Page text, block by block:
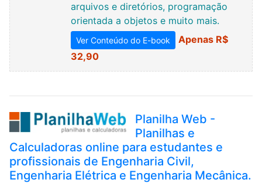
arquivos e diretórios, programação
orientada a objetos e muito mais.
Ver Conteúdo do E-book
Apenas R$
32,90
Planilha Web -
Planilhas e
Calculadoras online para estudantes e
profissionais de Engenharia Civil,
Engenharia Elétrica e Engenharia Mecânica.